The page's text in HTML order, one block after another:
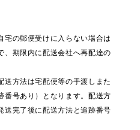
の郵便受けに入らない場合は
、期限内に配送会社へ再配達の
方法は宅配便等の手渡しまた
番号あり）となります。配送方
送完了後に配送方法と追跡番号